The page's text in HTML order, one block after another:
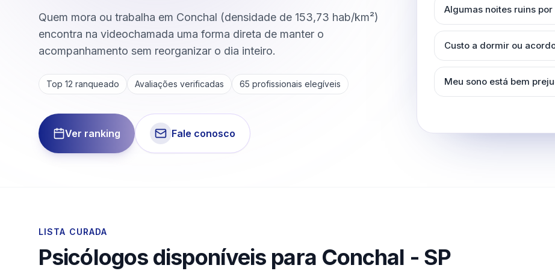
Quem mora ou trabalha em Conchal (densidade de 153,73 hab/km²)
encontra na videochamada uma forma direta de manter o
acompanhamento sem reorganizar o dia inteiro.
Top 12 ranqueado Avaliações verificadas 65 profissionais elegíveis
Ver ranking Fale conosco
Algumas noites ruins por
Custo a dormir ou
Meu sono está bem
LISTA CURADA
Psicólogos disponíveis para Conchal - SP